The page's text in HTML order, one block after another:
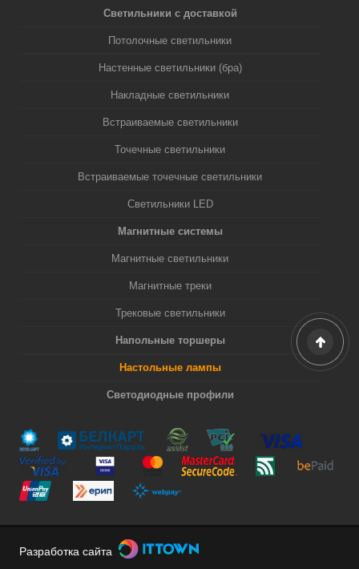
Светильники с доставкой
Потолочные светильники
Настенные светильники (бра)
Накладные светильники
Встраиваемые светильники
Точечные светильники
Встраиваемые точечные светильники
Светильники LED
Магнитные системы
Магнитные светильники
Магнитные треки
Трековые светильники
Напольные торшеры
Настольные лампы
Светодиодные профили
Разработка сайта